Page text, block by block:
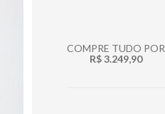
COMPRE TUDO POR
R$ 3.249,90